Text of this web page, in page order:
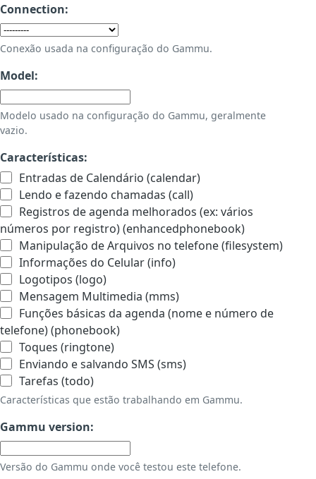
Connection:
Conexão usada na configuração do Gammu.
Model:
Modelo usado na configuração do Gammu, geralmente
vazio.
Características:
Entradas de Calendário (calendar)
Lendo e fazendo chamadas (call)
Registros de agenda melhorados (ex: vários
números por registro) (enhancedphonebook)
Manipulação de Arquivos no telefone (filesystem)
Informações do Celular (info)
Logotipos (logo)
Mensagem Multimedia (mms)
Funções básicas da agenda (nome e número de
telefone) (phonebook)
Toques (ringtone)
Enviando e salvando SMS (sms)
Tarefas (todo)
Características que estão trabalhando em Gammu.
Gammu version:
Versão do Gammu onde você testou este telefone.